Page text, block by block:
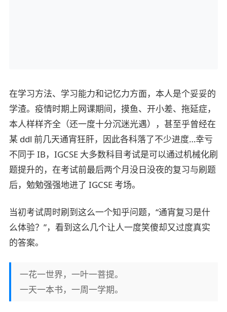
在学习方法、学习能力和记忆力方面，本人是个妥妥的
学渣。疫情时期上网课期间，摸鱼、开小差、拖延症，
本人样样齐全（还一度十分沉迷光遇），甚至乎曾经在
某 ddl 前几天通宵狂肝，因此各科落了不少进度…幸亏
不同于 IB，IGCSE 大多数科目考试是可以通过机械化刷
题提升的，在考试前最后两个月没日没夜的复习与刷题
后，勉勉强强地进了 IGCSE 考场。
当初考试周时刷到这么一个知乎问题，“通宵复习是什
么体验？”，看到这么几个让人一度笑傻却又过度真实
的答案。
一花一世界，一叶一菩提。
一天一本书，一周一学期。